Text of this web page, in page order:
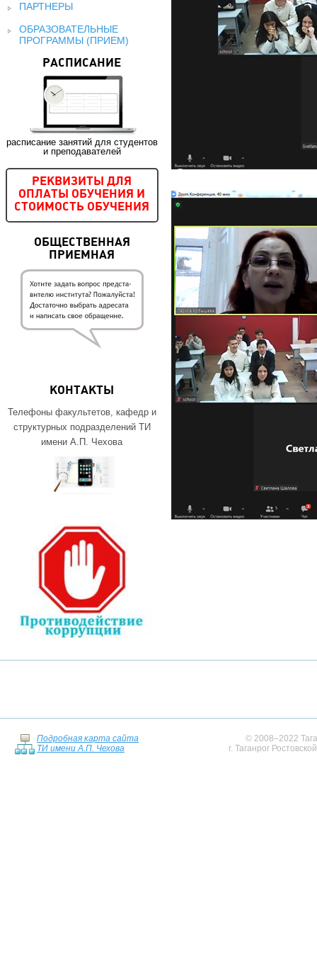
ПАРТНЕРЫ
ОБРАЗОВАТЕЛЬНЫЕ
ПРОГРАММЫ (ПРИЕМ)
РАСПИСАНИЕ
расписание занятий для студентов
и преподавателей
РЕКВИЗИТЫ ДЛЯ
ОПЛАТЫ ОБУЧЕНИЯ И
СТОИМОСТЬ ОБУЧЕНИЯ
ОБЩЕСТВЕННАЯ
ПРИЕМНАЯ
КОНТАКТЫ
Телефоны факультетов, кафедр и
структурных подразделений ТИ
имени А.П. Чехова
Подробная карта сайта
ТИ имени А.П. Чехова
© 2008–2022
г. Таганрог